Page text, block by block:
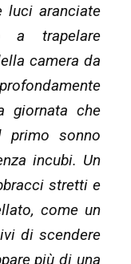
luci aranciate
a trapelare
camera da
giornata che
sonno
incubi. Un
stretti e
come un
di scendere
più di una